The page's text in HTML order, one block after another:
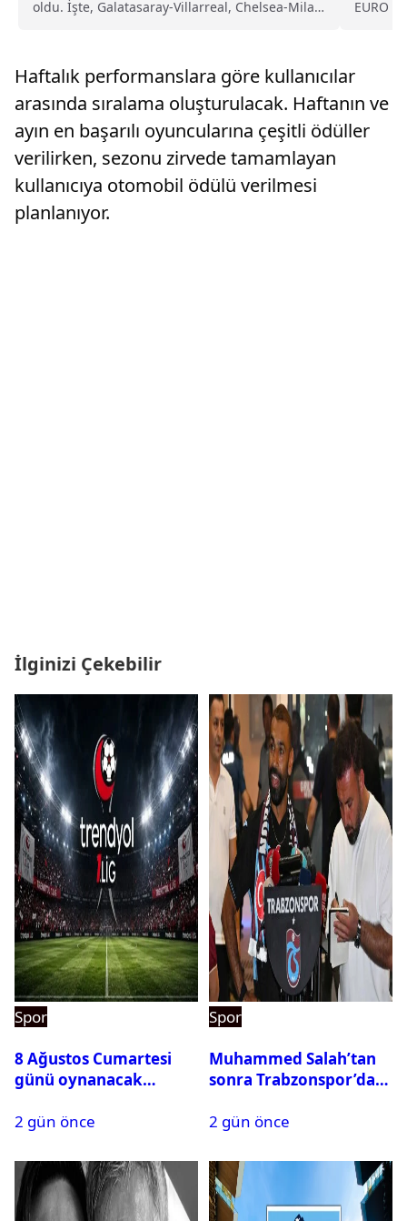
oldu. İşte, Galatasaray-Villarreal, Chelsea-Milan
EURO
Haftalık performanslara göre kullanıcılar
arasında sıralama oluşturulacak. Haftanın ve
ayın en başarılı oyuncularına çeşitli ödüller
verilirken, sezonu zirvede tamamlayan
kullanıcıya otomobil ödülü verilmesi
planlanıyor.
İlginizi Çekebilir
Spor
8 Ağustos Cumartesi
günü oynanacak
2 gün önce
Spor
Muhammed Salah’tan
sonra Trabzonspor’dan
2 gün önce